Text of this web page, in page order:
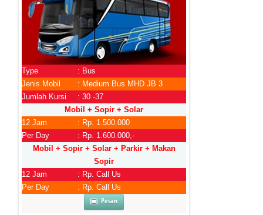
Type
: Bus
Jenis Mobil
: Medium Bus MHD JB 3
Jumlah Kursi
: 30 -37
Mobil + Sopir + Solar
12 Jam
: Rp. 1.500.000
Per Day
: Rp. 1.600.000,-
Mobil + Sopir + Solar + Parkir + Makan
Sopir
12 Jam
: Rp. Call Us
Per Day
: Rp. Call Us
Pesan